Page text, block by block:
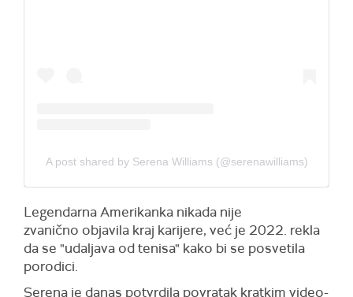
A post shared by Serena Williams (@serenawilliams)
Legendarna Amerikanka nikada nije
zvanično objavila kraj karijere, već je 2022. rekla
da se "udaljava od tenisa" kako bi se posvetila
porodici.
Serena je danas potvrdila povratak kratkim video-